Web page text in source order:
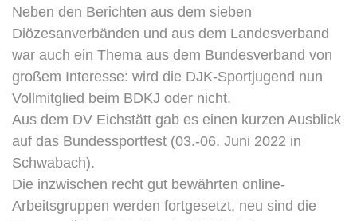
Neben den Berichten aus dem sieben
Diözesanverbänden und aus dem Landesverband
war auch ein Thema aus dem Bundesverband von
großem Interesse: wird die DJK-Sportjugend nun
Vollmitglied beim BDKJ oder nicht.
Aus dem DV Eichstätt gab es einen kurzen Ausblick
auf das Bundessportfest (03.-06. Juni 2022 in
Schwabach).
Die inzwischen recht gut bewährten online-
Arbeitsgruppen werden fortgesetzt, neu sind die